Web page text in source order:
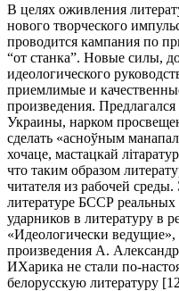
В целях оживления
нового творческого
проводится кампания по
“от станка”. Новые силы,
идеологического
приемлимые и
произведения.
Украины, нарком
сделать «асноўным
хочаце, мастацкай
что таким образом
читателя из рабочей
литературе БССР
ударников в литературу в
«Идеологически
произведения А.
ИХарика не стали по-
белорусскую литературу